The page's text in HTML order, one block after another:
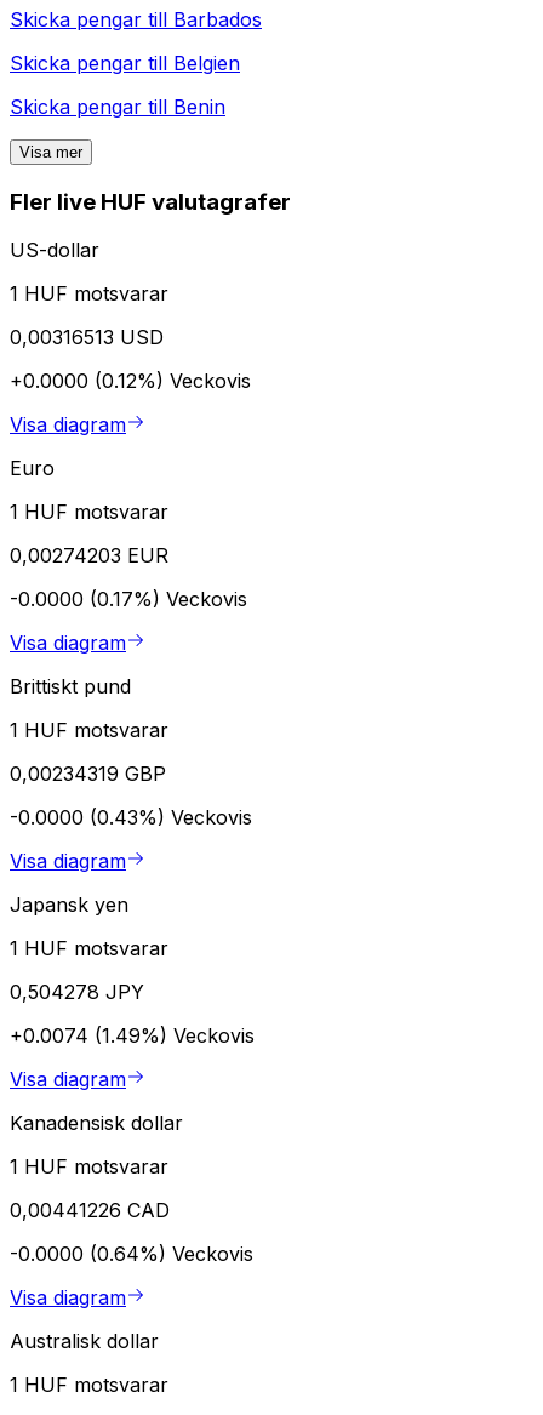
Skicka pengar till Barbados
Skicka pengar till Belgien
Skicka pengar till Benin
Visa mer
Fler live HUF valutagrafer
US-dollar
1 HUF motsvarar
0,00316513 USD
+0.0000 (0.12%) Veckovis
Visa diagram
Euro
1 HUF motsvarar
0,00274203 EUR
-0.0000 (0.17%) Veckovis
Visa diagram
Brittiskt pund
1 HUF motsvarar
0,00234319 GBP
-0.0000 (0.43%) Veckovis
Visa diagram
Japansk yen
1 HUF motsvarar
0,504278 JPY
+0.0074 (1.49%) Veckovis
Visa diagram
Kanadensisk dollar
1 HUF motsvarar
0,00441226 CAD
-0.0000 (0.64%) Veckovis
Visa diagram
Australisk dollar
1 HUF motsvarar